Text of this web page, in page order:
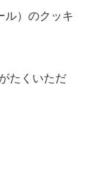
ル）のクッキ
たくいただ